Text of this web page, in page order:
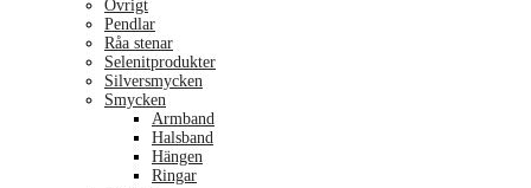
Övrigt
Pendlar
Råa stenar
Selenitprodukter
Silversmycken
Smycken
Armband
Halsband
Hängen
Ringar